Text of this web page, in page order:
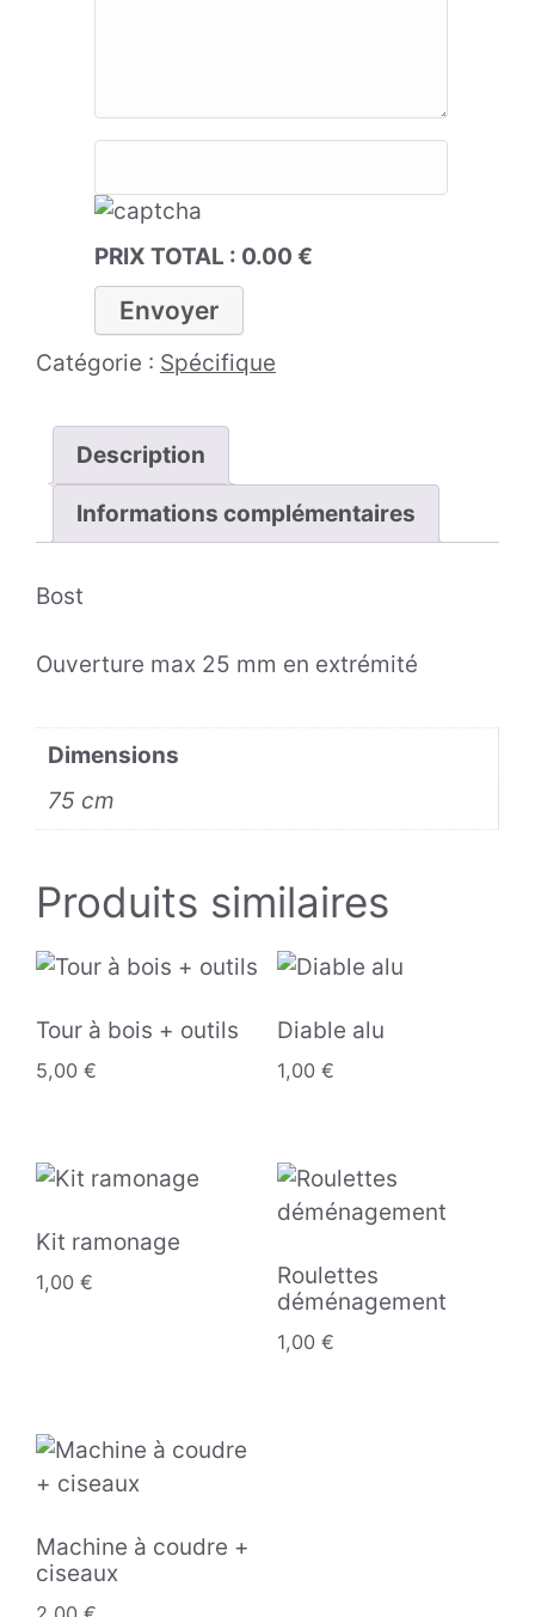
PRIX TOTAL : 0.00 €
Catégorie : Spécifique
Description
Informations complémentaires
Bost
Ouverture max 25 mm en extrémité
Dimensions
75 cm
Produits similaires
Tour à bois + outils
5,00 €
Diable alu
1,00 €
Kit ramonage
1,00 €
Roulettes
déménagement
1,00 €
Machine à coudre +
ciseaux